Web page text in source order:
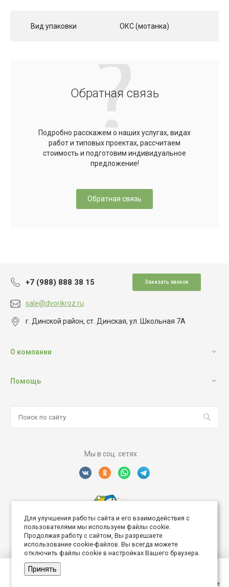
Сравнение
Сравнение
Вид упаковки ОКС (мотанка)
Обратная связь
Подробно расскажем о наших услугах, видах
работ и типовых проектах, рассчитаем
стоимость и подготовим индивидуальное
предложение!
Обратная связь
+7 (988) 888 38 15 Заказать звонок
sale@dvorikroz.ru
г. Динской район, ст. Динская, ул. Школьная 7А
О компании
Помощь
Мы в соц. сетях
© 2026 Дворик Роз, Все права защищены
Создание интернет сайта
Для улучшения работы сайта и его взаимодействия с
пользователями мы используем файлы cookie.
Продолжая работу с сайтом, Вы разрешаете
использование cookie-файлов. Вы всегда можете
отключить файлы cookie в настройках Вашего браузера.
Принять